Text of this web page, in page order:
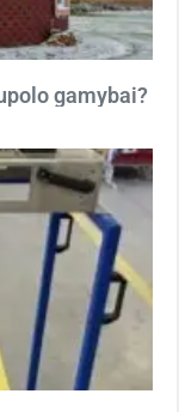
gamybai?